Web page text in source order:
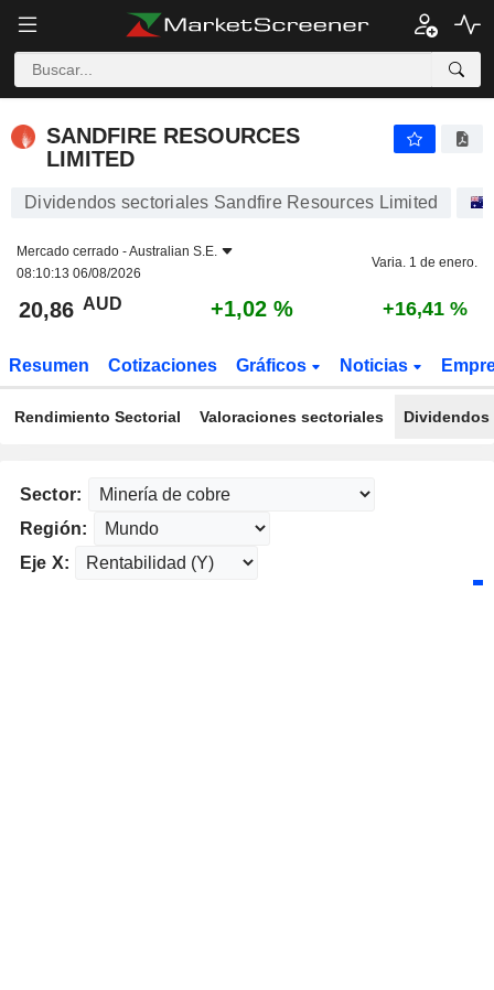
SANDFIRE RESOURCES
LIMITED
Dividendos sectoriales Sandfire Resources Limited
Mercado cerrado -Australian S.E.
08:10:13 06/08/2026
Varia. 1 de enero.
20,86 AUD +1,02 % +16,41 %
Resumen Cotizaciones Gráficos Noticias
Rendimiento Sectorial Valoraciones sectoriales
Sector:
Región:
Eje X: